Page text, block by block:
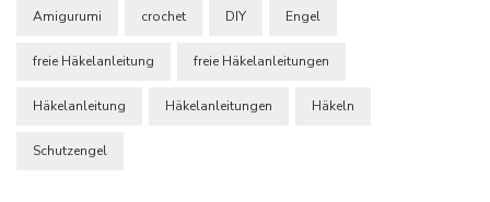
Amigurumi crochet DIY Engel
freie Häkelanleitung freie Häkelanleitungen
Häkelanleitung Häkelanleitungen Häkeln
Schutzengel